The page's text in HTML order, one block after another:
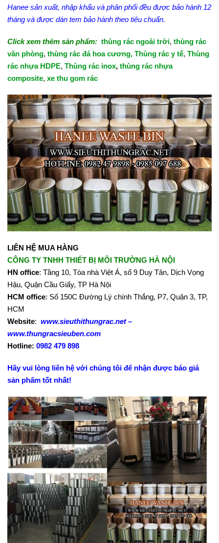
Hanee sản xuất, nhập khẩu và phân phối đều được bảo hành 12
tháng và được dán tem bảo hành theo tiêu chuẩn.
Click xem thêm sản phẩm: thùng rác ngoài trời, thùng rác
văn phòng, thùng rác đá hoa cương, Thùng rác y tế, Thùng
rác nhựa HDPE, Thùng rác inox, thùng rác nhựa
composite, xe thu gom rác
LIÊN HỆ MUA HÀNG
CÔNG TY TNHH THIẾT BỊ MÔI TRƯỜNG HÀ NỘI
HN office: Tầng 10, Tòa nhà Việt Á, số 9 Duy Tân, Dịch Vọng
Hậu, Quận Cầu Giấy, TP Hà Nội
HCM office: Số 150C Đường Lý chính Thắng, P7, Quận 3, TP,
HCM
Website: www.sieuthithungrac.net –
www.thungracsieuben.com
Hotline: 0982 479 898
Hãy vui lòng liên hệ với chúng tôi để nhận được báo giá
sản phẩm tốt nhất!